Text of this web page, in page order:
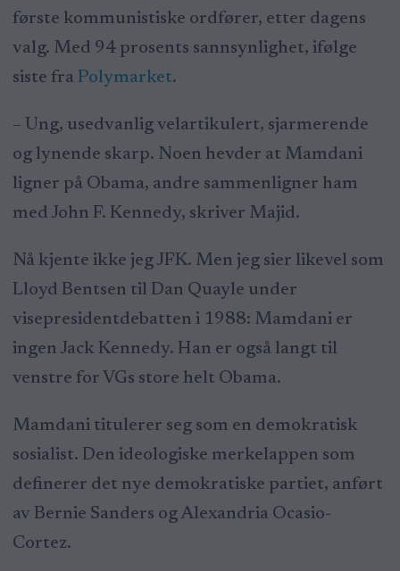
første kommunistiske ordfører, etter dagens
valg. Med 94 prosents sannsynlighet, ifølge
siste fra Polymarket.
– Ung, usedvanlig velartikulert, sjarmerende
og lynende skarp. Noen hevder at Mamdani
ligner på Obama, andre sammenligner ham
med John F. Kennedy, skriver Majid.
Nå kjente ikke jeg JFK. Men jeg sier likevel som
Lloyd Bentsen til Dan Quayle under
visepresidentdebatten i 1988: Mamdani er
ingen Jack Kennedy. Han er også langt til
venstre for VGs store helt Obama.
Mamdani titulerer seg som en demokratisk
sosialist. Den ideologiske merkelappen som
definerer det nye demokratiske partiet, anført
av Bernie Sanders og Alexandria Ocasio-
Cortez.